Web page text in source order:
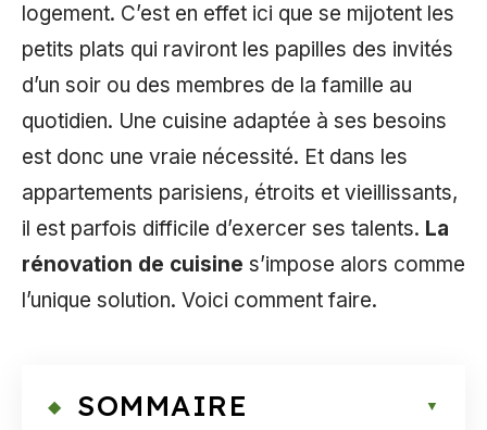
logement. C’est en effet ici que se mijotent les
petits plats qui raviront les papilles des invités
d’un soir ou des membres de la famille au
quotidien. Une cuisine adaptée à ses besoins
est donc une vraie nécessité. Et dans les
appartements parisiens, étroits et vieillissants,
il est parfois difficile d’exercer ses talents. La
rénovation de cuisine s’impose alors comme
l’unique solution. Voici comment faire.
SOMMAIRE